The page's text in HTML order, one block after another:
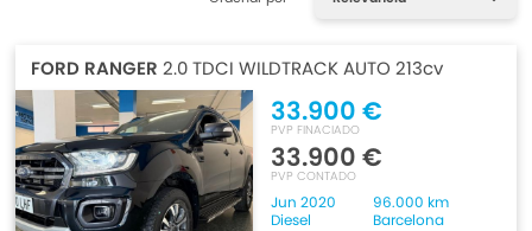
FORD RANGER 2.0 TDCI WILDTRACK AUTO 213cv
33.900 €
PVP FINACIADO
33.900 €
PVP CONTADO
Jun 2020
96.000 km
Diesel
Barcelona